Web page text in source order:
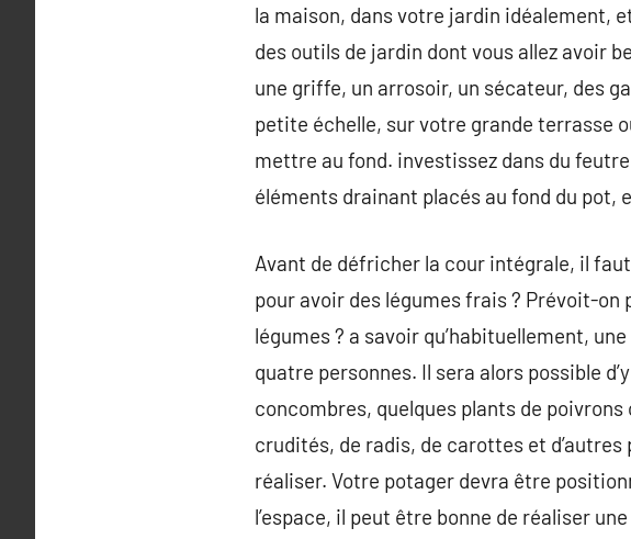
la maison, dans votre jardin idéalement,
des outils de jardin dont vous allez avoir
une griffe, un arrosoir, un sécateur, des
petite échelle, sur votre grande terrasse
mettre au fond. investissez dans du
éléments drainant placés au fond du pot,
Avant de défricher la cour intégrale, il
pour avoir des légumes frais ? Prévoit-
légumes ? a savoir qu’habituellement,
quatre personnes. Il sera alors possible
concombres, quelques plants de
crudités, de radis, de carottes et
réaliser. Votre potager devra être
l’espace, il peut être bonne de réaliser